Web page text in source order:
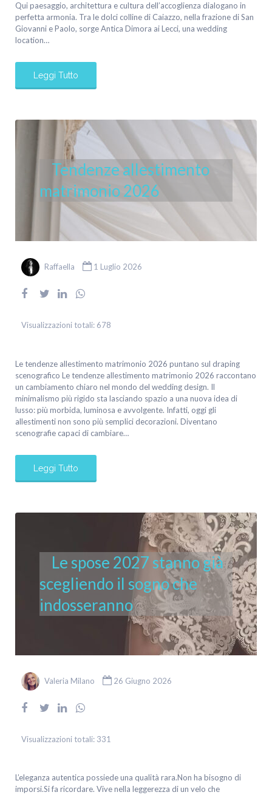
Qui paesaggio, architettura e cultura dell’accoglienza dialogano in
perfetta armonia. Tra le dolci colline di Caiazzo, nella frazione di San
Giovanni e Paolo, sorge Antica Dimora ai Lecci, una wedding
location…
Leggi Tutto
Tendenze allestimento
matrimonio 2026
Raffaella 1 Luglio 2026
Visualizzazioni totali: 678
Le tendenze allestimento matrimonio 2026 puntano sul draping
scenografico Le tendenze allestimento matrimonio 2026 raccontano
un cambiamento chiaro nel mondo del wedding design. Il
minimalismo più rigido sta lasciando spazio a una nuova idea di
lusso: più morbida, luminosa e avvolgente. Infatti, oggi gli
allestimenti non sono più semplici decorazioni. Diventano
scenografie capaci di cambiare…
Leggi Tutto
Le spose 2027 stanno già
scegliendo il sogno che
indosseranno
Valeria Milano 26 Giugno 2026
Visualizzazioni totali: 331
L’eleganza autentica possiede una qualità rara.Non ha bisogno di
imporsi.Si fa ricordare. Vive nella leggerezza di un velo che